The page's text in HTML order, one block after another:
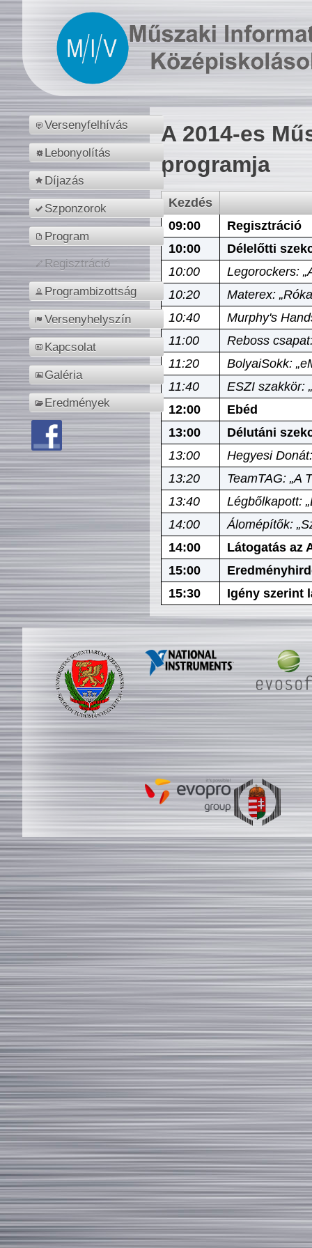
Versenyfelhívás
Lebonyolítás
Díjazás
Szponzorok
Program
Regisztráció
Programbizottság
Versenyhelyszín
Kapcsolat
Galéria
Eredmények
A 2014-es
programja
Kezdés
09:00
Regisztráció
10:00
Délelőtti
10:00
Legorockers:
10:20
Materex:
10:40
Murphy's
11:00
Reboss
11:20
BolyaiSokk:
11:40
ESZI szakkör:
12:00
Ebéd
13:00
Délutáni
13:00
Hegyesi
13:20
TeamTAG: „A
13:40
Légbőlkapott:
14:00
Álomépítők:
14:00
Látogatás az
15:00
15:30
Igény szerint